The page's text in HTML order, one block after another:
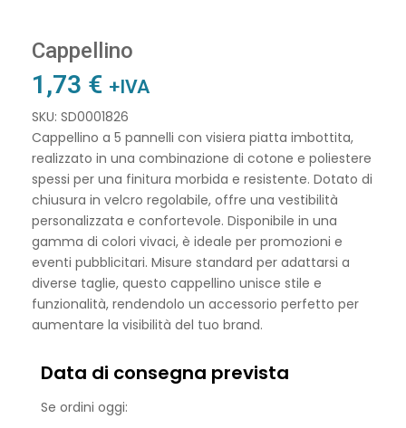
Cappellino
1,73 € +IVA
SKU: SD0001826
Cappellino a 5 pannelli con visiera piatta imbottita,
realizzato in una combinazione di cotone e poliestere
spessi per una finitura morbida e resistente. Dotato di
chiusura in velcro regolabile, offre una vestibilità
personalizzata e confortevole. Disponibile in una
gamma di colori vivaci, è ideale per promozioni e
eventi pubblicitari. Misure standard per adattarsi a
diverse taglie, questo cappellino unisce stile e
funzionalità, rendendolo un accessorio perfetto per
aumentare la visibilità del tuo brand.
Data di consegna prevista
Se ordini oggi: